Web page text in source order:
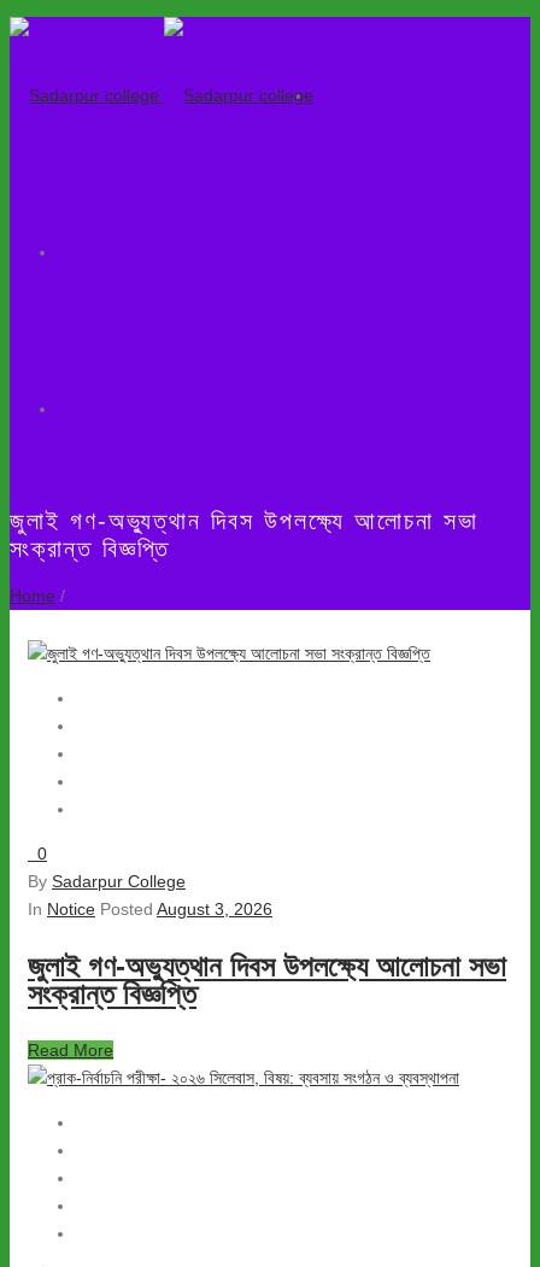
জুলাই গণ-অভ্যুত্থান দিবস উপলক্ষ্যে আলোচনা সভা
সংক্রান্ত বিজ্ঞপ্তি
Home /
0
By Sadarpur College
In Notice Posted August 3, 2026
জুলাই গণ-অভ্যুত্থান দিবস উপলক্ষ্যে আলোচনা সভা
সংক্রান্ত বিজ্ঞপ্তি
Read More